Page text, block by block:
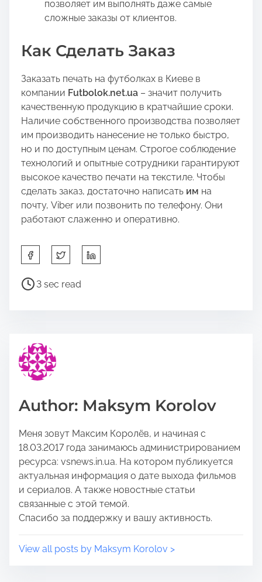
позволяет им выполнять даже самые
сложные заказы от клиентов.
Как Сделать Заказ
Заказать печать на футболках в Киеве в
компании Futbolok.net.ua – значит получить
качественную продукцию в кратчайшие сроки.
Наличие собственного производства позволяет
им производить нанесение не только быстро,
но и по доступным ценам. Строгое соблюдение
технологий и опытные сотрудники гарантируют
высокое качество печати на текстиле. Чтобы
сделать заказ, достаточно написать им на
почту, Viber или позвонить по телефону. Они
работают слаженно и оперативно.
h
a
s
p
s
o
n
:
P
o
e
a
d
i
e
3 sec read
Author: Maksym Korolov
Меня зовут Максим Королёв, и начиная с
18.03.2017 года занимаюсь администрированием
ресурса: vsnews.in.ua. На котором публикуется
актуальная информация о дате выхода фильмов
и сериалов. А также новостные статьи
связанные с этой темой.
Спасибо за поддержку и вашу активность.
View all posts by Maksym Korolov >